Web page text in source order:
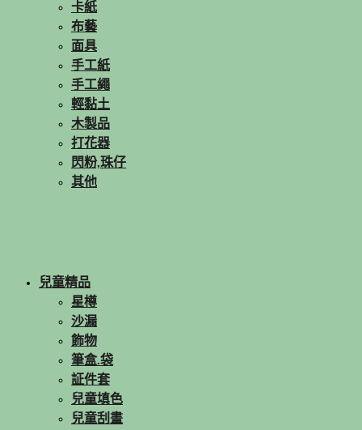
卡紙
布藝
面具
手工紙
手工繩
輕黏土
木製品
打花器
閃粉,珠仔
其他
兒童精品
星樽
沙漏
飾物
筆盒.袋
証件套
兒童填色
兒童刮畫